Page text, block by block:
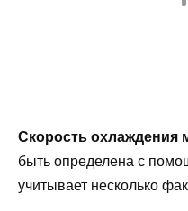
Скорость охлаждения
быть определена с
учитывает несколько